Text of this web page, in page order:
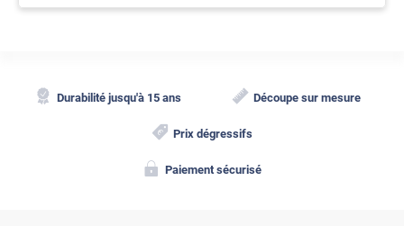
Durabilité jusqu'à 15 ans Découpe sur mesure
Prix dégressifs
Paiement sécurisé